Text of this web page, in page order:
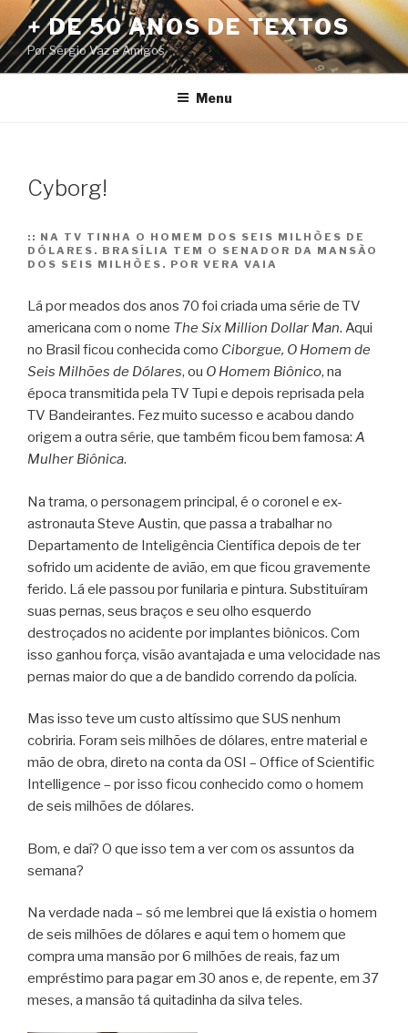
Pular
para
o
conteúdo
+ DE 50 ANOS DE TEXTOS
Por Sérgio Vaz e Amigos
Menu
Cyborg!
:: NA TV TINHA O HOMEM DOS SEIS MILHÕES DE
DÓLARES. BRASÍLIA TEM O SENADOR DA MANSÃO
DOS SEIS MILHÕES. POR VERA VAIA
Lá por meados dos anos 70 foi criada uma série de TV
americana com o nome The Six Million Dollar Man. Aqui
no Brasil ficou conhecida como Ciborgue, O Homem de
Seis Milhões de Dólares, ou O Homem Biônico, na
época transmitida pela TV Tupi e depois reprisada pela
TV Bandeirantes. Fez muito sucesso e acabou dando
origem a outra série, que também ficou bem famosa: A
Mulher Biônica.
Na trama, o personagem principal, é o coronel e ex-
astronauta Steve Austin, que passa a trabalhar no
Departamento de Inteligência Científica depois de ter
sofrido um acidente de avião, em que ficou gravemente
ferido. Lá ele passou por funilaria e pintura. Substituíram
suas pernas, seus braços e seu olho esquerdo
destroçados no acidente por implantes biônicos. Com
isso ganhou força, visão avantajada e uma velocidade nas
pernas maior do que a de bandido correndo da polícia.
Mas isso teve um custo altíssimo que SUS nenhum
cobriria. Foram seis milhões de dólares, entre material e
mão de obra, direto na conta da OSI – Office of Scientific
Intelligence – por isso ficou conhecido como o homem
de seis milhões de dólares.
Bom, e daí? O que isso tem a ver com os assuntos da
semana?
Na verdade nada – só me lembrei que lá existia o homem
de seis milhões de dólares e aqui tem o homem que
compra uma mansão por 6 milhões de reais, faz um
empréstimo para pagar em 30 anos e, de repente, em 37
meses, a mansão tá quitadinha da silva teles.